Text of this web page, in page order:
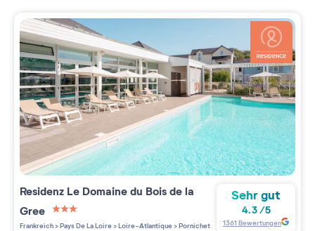
Residenz Le Domaine du Bois de la
Gree
3 étoiles sur 5
Frankreich>Pays De La Loire>Loire-Atlantique>Pornichet
Sehr gut
4.3/5
1361 Bewertungen